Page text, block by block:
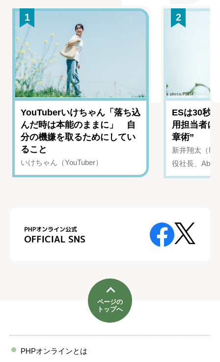
1
YouTuberいけちゃん「落ち込
んだ時は本能のままに」 自
分の機嫌を取るためにしてい
ること
いけちゃん（YouTuber）
2
ESは30秒
用担当者に
章術”
新井翔太（
役社長、
ページの
トップへ
PHPオンラインとは